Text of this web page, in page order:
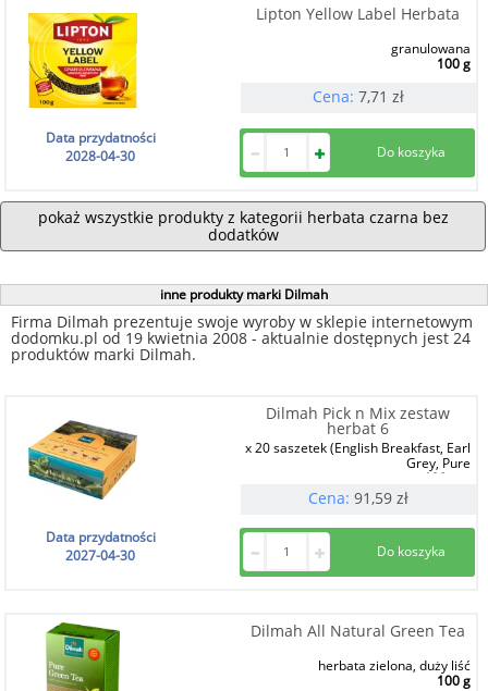
Lipton Yellow Label Herbata
granulowana
100 g
Cena: 7,71 zł
Data przydatności
2028-04-30
pokaż wszystkie produkty z kategorii herbata czarna bez
dodatków
inne produkty marki Dilmah
Firma Dilmah prezentuje swoje wyroby w sklepie internetowym
dodomku.pl od 19 kwietnia 2008 - aktualnie dostępnych jest 24
produktów marki Dilmah.
Dilmah Pick n Mix zestaw
herbat 6
x 20 saszetek (English Breakfast, Earl
Grey, Pure
120 szt.
Cena: 91,59 zł
Data przydatności
2027-04-30
Dilmah All Natural Green Tea
herbata zielona, duży liść
100 g